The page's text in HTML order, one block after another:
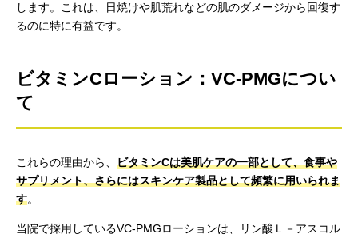
します。これは、日焼けや肌荒れなどの肌のダメージから回復す
るのに特に有益です。
ビタミンCローション：VC-PMGについ
て
これらの理由から、 ビタミンCは美肌ケアの一部として、食事や
サプリメント、さらにはスキンケア製品として頻繁に用いられま
す。
当院で採用しているVC-PMGローションは、リン酸Ｌ－アスコル